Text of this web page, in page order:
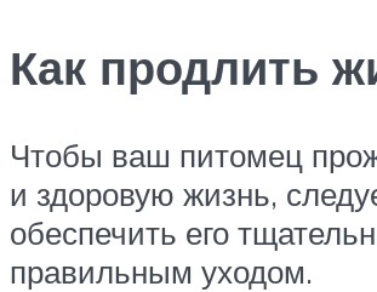
Как продлить
Чтобы ваш питомец
и здоровую жизнь,
обеспечить его
правильным уходом.